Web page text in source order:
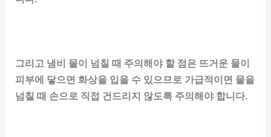
그리고 냄비 물이 넘칠 때 주의해야 할 점은 뜨거운 물이
피부에 닿으면 화상을 입을 수 있으므로 가급적이면 물을
넘칠 때 손으로 직접 건드리지 않도록 주의해야 합니다.